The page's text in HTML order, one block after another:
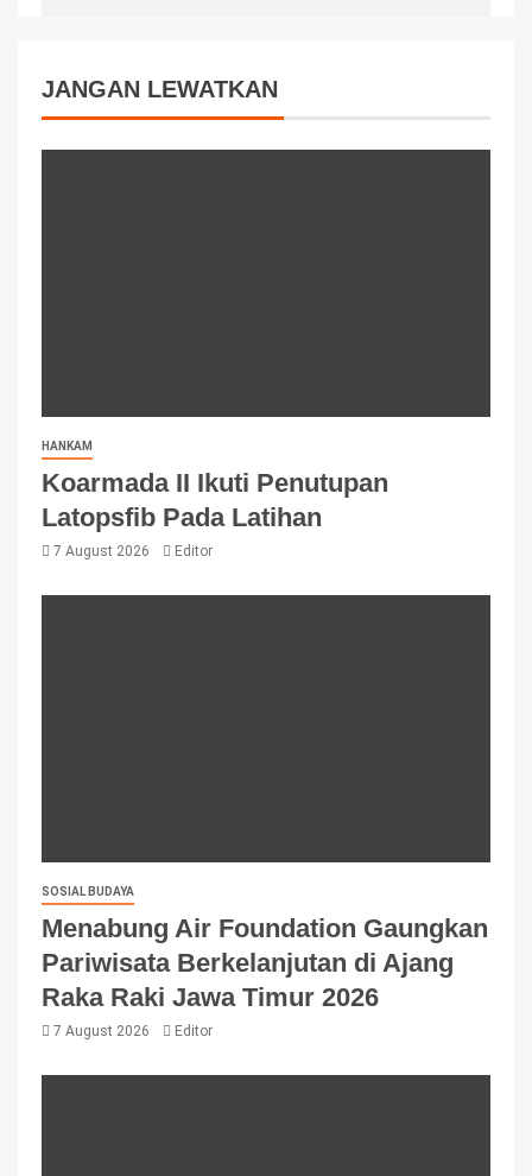
JANGAN LEWATKAN
HANKAM
Koarmada II Ikuti Penutupan
Latopsfib Pada Latihan
7 August 2026 Editor
SOSIAL BUDAYA
Menabung Air Foundation Gaungkan
Pariwisata Berkelanjutan di Ajang
Raka Raki Jawa Timur 2026
7 August 2026 Editor